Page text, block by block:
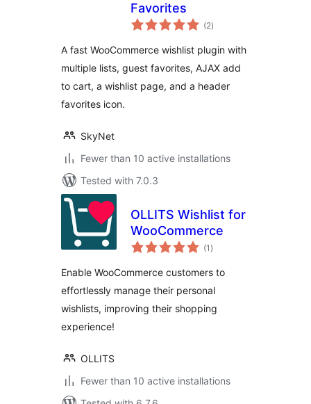
Favorites
(2total
ratings
)
A fast WooCommerce wishlist plugin with
multiple lists, guest favorites, AJAX add
to cart, a wishlist page, and a header
favorites icon.
SkyNet
Fewer than 10 active installations
Tested with 7.0.3
OLLITS Wishlist for
WooCommerce
(1 total
ratings
)
Enable WooCommerce customers to
effortlessly manage their personal
wishlists, improving their shopping
experience!
OLLITS
Fewer than 10 active installations